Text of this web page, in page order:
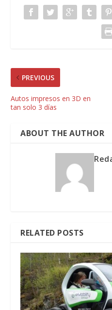
PREVIOUS
Autos impresos en 3D en
tan solo 3 días
ABOUT THE AUTHOR
RELATED POSTS